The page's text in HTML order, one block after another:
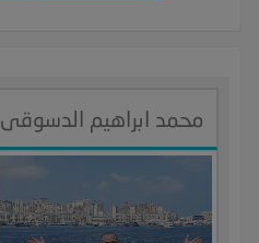
محمد ابراهيم الدسوقى